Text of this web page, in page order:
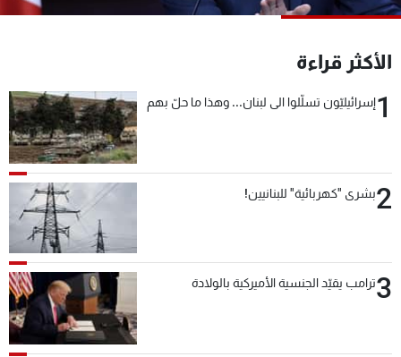
الأكثر قراءة
1إسرائيليّون تسلّلوا الى لبنان... وهذا ما حلّ بهم
2بشرى "كهربائية" للبنانيين!
3ترامب يقيّد الجنسية الأميركية بالولادة
شاهد البرامج
عن MTV
الإنـتـاج
وظائف
شروط الإسـتخدام
سياسة الخصوصية